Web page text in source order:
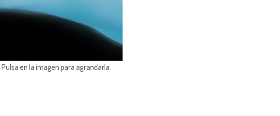
Pulsa en la imagen para agrandarla.